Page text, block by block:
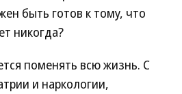
быть готов к тому, что
никогда?
поменять всю жизнь. С
и наркологии,